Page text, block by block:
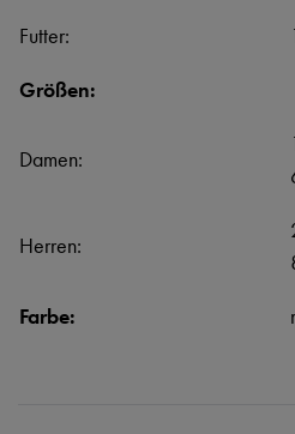
Futter:
Größen:
Damen:
Herren:
Farbe: